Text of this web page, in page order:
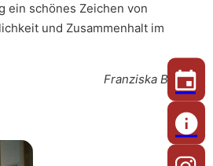
ein schönes Zeichen von
und Zusammenhalt im
Franziska Bühler